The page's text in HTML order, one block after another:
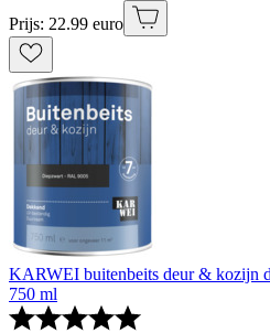
Prijs: 22.99 euro
KARWEI buitenbeits deur & kozijn
750 ml